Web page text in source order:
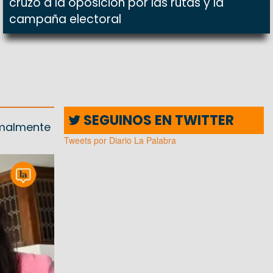
campaña electoral
SEGUINOS EN TWITTER
Tweets por Diario La Palabra